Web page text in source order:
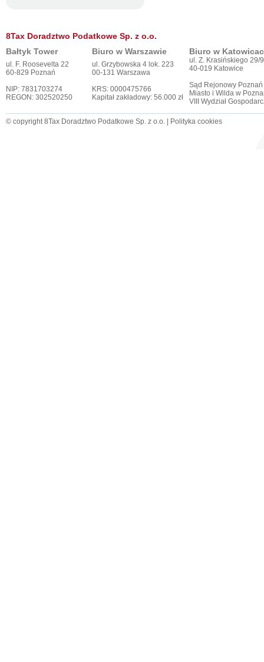
8Tax Doradztwo Podatkowe Sp. z o.o.
Bałtyk Tower
Biuro w Warszawie Biuro w
ul. F. Roosevelta 22
60-829 Poznań
NIP: 7831703274
REGON: 302520250
ul. Grzybowska 4 lok. 223
00-131 Warszawa
KRS: 0000475766
Kapitał zakładowy: 56.000 zł
ul. Z. Krasińskiego 29/9
40-019 Katowice
Sąd Rejonowy
Miasto i Wilda w
VIII Wydział
© copyright 8Tax Doradztwo Podatkowe Sp. z o.o. | Polityka cookies